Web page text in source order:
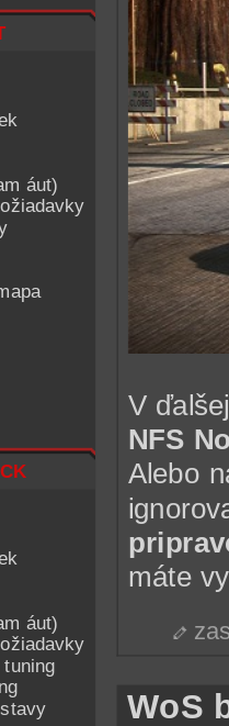
áut)
áut)
V
NFS
Alebo
máte
WoS